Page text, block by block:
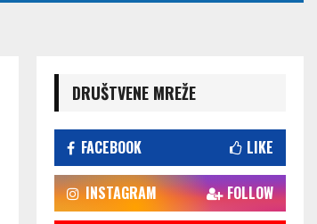
DRUŠTVENE MREŽE
FACEBOOK LIKE
INSTAGRAM FOLLOW